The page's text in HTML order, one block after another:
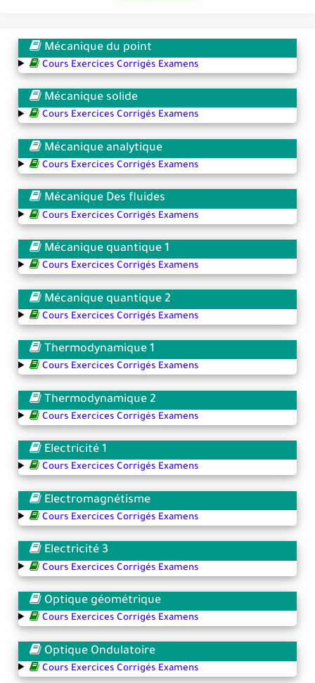
Mécanique du point
Cours Exercices Corrigés Examens
Mécanique solide
Cours Exercices Corrigés Examens
Mécanique analytique
Cours Exercices Corrigés Examens
Mécanique Des fluides
Cours Exercices Corrigés Examens
Mécanique quantique 1
Cours Exercices Corrigés Examens
Mécanique quantique 2
Cours Exercices Corrigés Examens
Thermodynamique 1
Cours Exercices Corrigés Examens
Thermodynamique 2
Cours Exercices Corrigés Examens
Electricité 1
Cours Exercices Corrigés Examens
Electromagnétisme
Cours Exercices Corrigés Examens
Electricité 3
Cours Exercices Corrigés Examens
Optique géométrique
Cours Exercices Corrigés Examens
Optique Ondulatoire
Cours Exercices Corrigés Examens